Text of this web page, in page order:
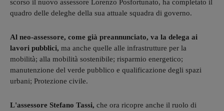
scorso il nuovo assessore Lorenzo Posfortunato, ha completato il
quadro delle deleghe della sua attuale squadra di governo.
Al neo-assessore, come già preannunciato, va la delega ai
lavori pubblici, ma anche quelle alle infrastrutture per la
mobilità; alla mobilità sostenibile; risparmio energetico;
manutenzione del verde pubblico e qualificazione degli spazi
urbani; Protezione civile.
L'assessore Stefano Tassi, che ora ricopre anche il ruolo di